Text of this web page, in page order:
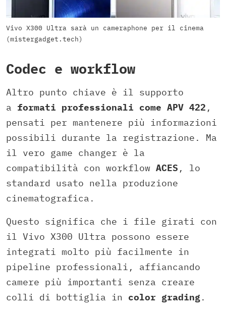
Vivo X300 Ultra sarà un cameraphone per il cinema
(mistergadget.tech)
Codec e workflow
Altro punto chiave è il supporto
a formati professionali come APV 422 ,
pensati per mantenere più informazioni
possibili durante la registrazione. Ma
il vero game changer è la
compatibilità con workflow ACES , lo
standard usato nella produzione
cinematografica.
Questo significa che i file girati con
il Vivo X300 Ultra possono essere
integrati molto più facilmente in
pipeline professionali, affiancando
camere più importanti senza creare
colli di bottiglia in color grading.